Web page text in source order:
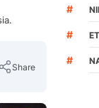
Share
#
#
#